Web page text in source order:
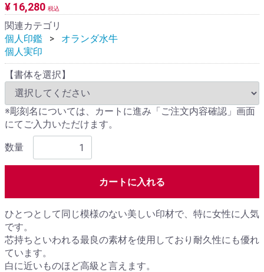
¥ 16,280 税込
関連カテゴリ
個人印鑑
オランダ水牛
個人実印
【書体を選択】
※彫刻名については、カートに進み「ご注文内容確認」画面
にてご入力いただけます。
数量
カートに入れる
ひとつとして同じ模様のない美しい印材で、特に女性に人気
です。
芯持ちといわれる最良の素材を使用しており耐久性にも優れ
ています。
白に近いものほど高級と言えます。